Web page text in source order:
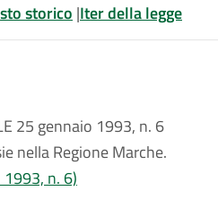
storico |Iter della legge
25 gennaio 1993, n. 6
nella Regione Marche.
n. 6)